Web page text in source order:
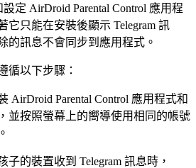
定 AirDroid Parental Control 應用程
它只能在安裝後顯示 Telegram 訊
的訊息不會同步到應用程式。
循以下步驟：
AirDroid Parental Control 應用程式和
並按照螢幕上的嚮導使用相同的帳號
子的裝置收到 Telegram 訊息時，